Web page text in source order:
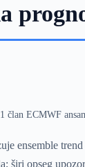
član ECMWF
ensemble
širi opseg